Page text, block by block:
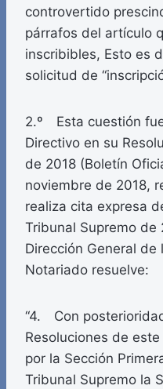
controvertido
párrafos del artículo
inscribibles, Esto es
solicitud de
2.º Esta cuestión
Directivo en su
de 2018 (Boletín
noviembre de 2018,
realiza cita expresa
Tribunal Supremo
Dirección General de
Notariado resuelve:
“4. Con
Resoluciones de
por la Sección
Tribunal Supremo la